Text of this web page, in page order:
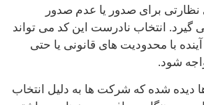
نظارتی برای صدور یا عدم صدور
گیرد. انتخاب نادرست این کد می تواند
با محدودیت های قانونی یا حتی
شود.
دیده شده که شرکت ها به دلیل انتخاب